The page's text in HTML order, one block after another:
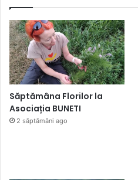
Săptămâna Florilor la
Asociația BUNETI
2 săptămâni ago